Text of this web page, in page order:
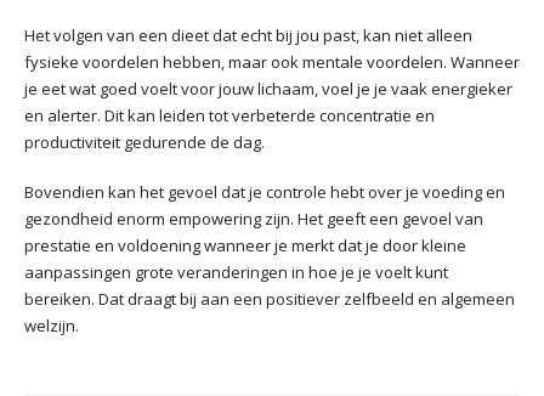
Het volgen van een dieet dat echt bij jou past, kan niet alleen
fysieke voordelen hebben, maar ook mentale voordelen. Wanneer
je eet wat goed voelt voor jouw lichaam, voel je je vaak energieker
en alerter. Dit kan leiden tot verbeterde concentratie en
productiviteit gedurende de dag.
Bovendien kan het gevoel dat je controle hebt over je voeding en
gezondheid enorm empowering zijn. Het geeft een gevoel van
prestatie en voldoening wanneer je merkt dat je door kleine
aanpassingen grote veranderingen in hoe je je voelt kunt
bereiken. Dat draagt bij aan een positiever zelfbeeld en algemeen
welzijn.